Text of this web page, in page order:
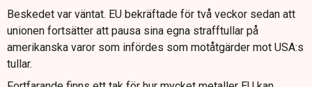
Beskedet var väntat. EU bekräftade för två veckor sedan att
unionen fortsätter att pausa sina egna strafftullar på
amerikanska varor som infördes som motåtgärder mot USA:s
tullar.